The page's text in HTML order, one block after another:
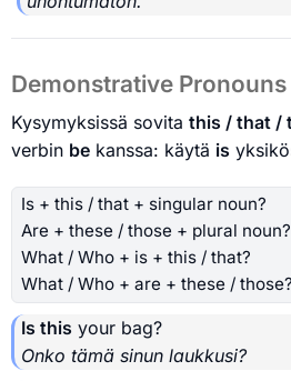
Demonstrative Pronouns
Kysymyksissä sovita this / that /
verbin be kanssa: käytä is
Is + this / that + singular noun?
Are + these / those + plural noun?
What / Who + is + this / that?
What / Who + are + these / those?
Is this your bag?
Onko tämä sinun laukkusi?